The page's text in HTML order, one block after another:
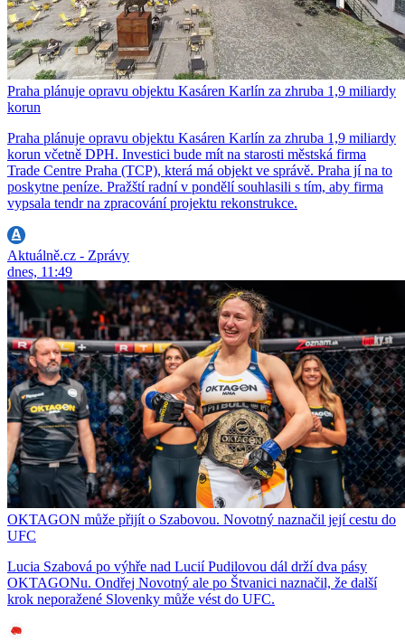
Praha plánuje opravu objektu Kasáren Karlín za zhruba 1,9 miliardy
korun
Praha plánuje opravu objektu Kasáren Karlín za zhruba 1,9 miliardy
korun včetně DPH. Investici bude mít na starosti městská firma
Trade Centre Praha (TCP), která má objekt ve správě. Praha jí na to
poskytne peníze. Pražští radní v pondělí souhlasili s tím, aby firma
vypsala tendr na zpracování projektu rekonstrukce.
Aktuálně.cz - Zprávy
dnes, 11:49
OKTAGON může přijít o Szabovou. Novotný naznačil její cestu do
UFC
Lucia Szabová po výhře nad Lucií Pudilovou dál drží dva pásy
OKTAGONu. Ondřej Novotný ale po Štvanici naznačil, že další
krok neporažené Slovenky může vést do UFC.